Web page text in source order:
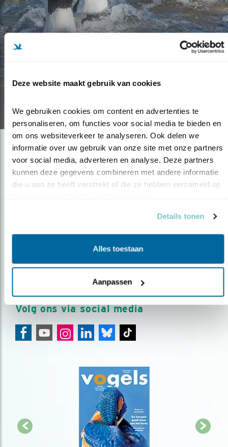
Deze website maakt gebruik van cookies
We gebruiken cookies om content en advertenties te
personaliseren, om functies voor social media te bieden en
om ons websiteverkeer te analyseren. Ook delen we
informatie over uw gebruik van onze site met onze partners
voor social media, adverteren en analyse. Deze partners
kunnen deze gegevens combineren met andere informatie
die u aan ze heeft verstrekt of die ze hebben verzameld op
Details tonen
Alles toestaan
Aanpassen
Blog
VERRASSEND VERSCHILLEND
06.10.22
Meld je aan en ontvang nieuws, inspiratie, acties en tips
Volg ons via social media